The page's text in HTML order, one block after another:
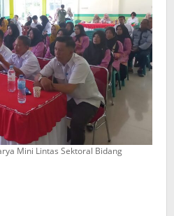
Mini Lintas Sektoral Bidang